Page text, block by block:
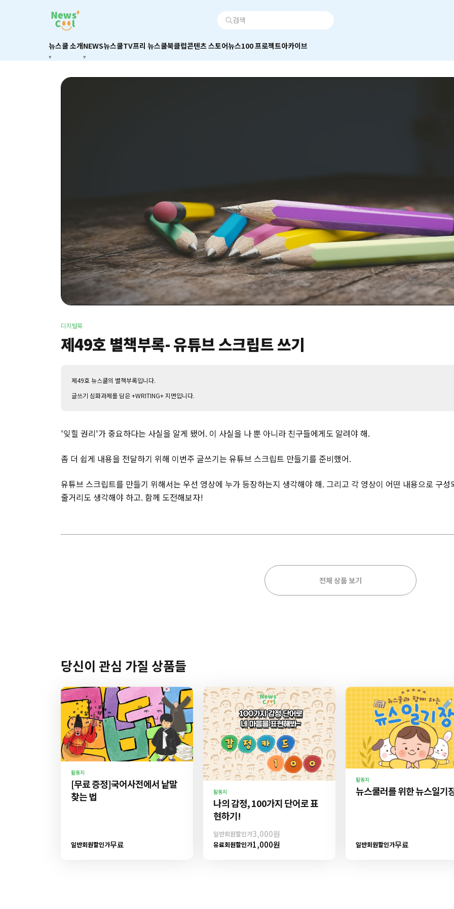
뉴스쿨 소개NEWS뉴스쿨TV프리 뉴스쿨북클럽콘텐츠 스토어뉴스100 프로젝트아카이브
디지털북
제49호 별책부록- 유튜브 스크립트 쓰기
제49호 뉴스쿨의 별책부록입니다.
글쓰기 심화과제를 담은 +WRITING+ 지면입니다.
'잊힐 권리'가 중요하다는 사실을 알게 됐어. 이 사실을 나 뿐 아니라 친구들에게도 알려야 해.
좀 더 쉽게 내용을 전달하기 위해 이번주 글쓰기는 유튜브 스크립트 만들기를 준비했어.
유튜브 스크립트를 만들기 위해서는 우선 영상에 누가 등장하는지 생각해야 해. 그리고 각 영상이 어떤 내용으로 구성
줄거리도 생각해야 하고. 함께 도전해보자!
전체 상품 보기
당신이 관심 가질 상품들
활동지
[무료 증정]국어사전에서 낱말
찾는 법
일반회원할인가무료
활동지
나의 감정, 100가지 단어로 표
현하기!
일반회원할인가3,000원
유료회원할인가1,000원
활동지
뉴스쿨러를 위한 뉴스일기
일반회원할인가무료